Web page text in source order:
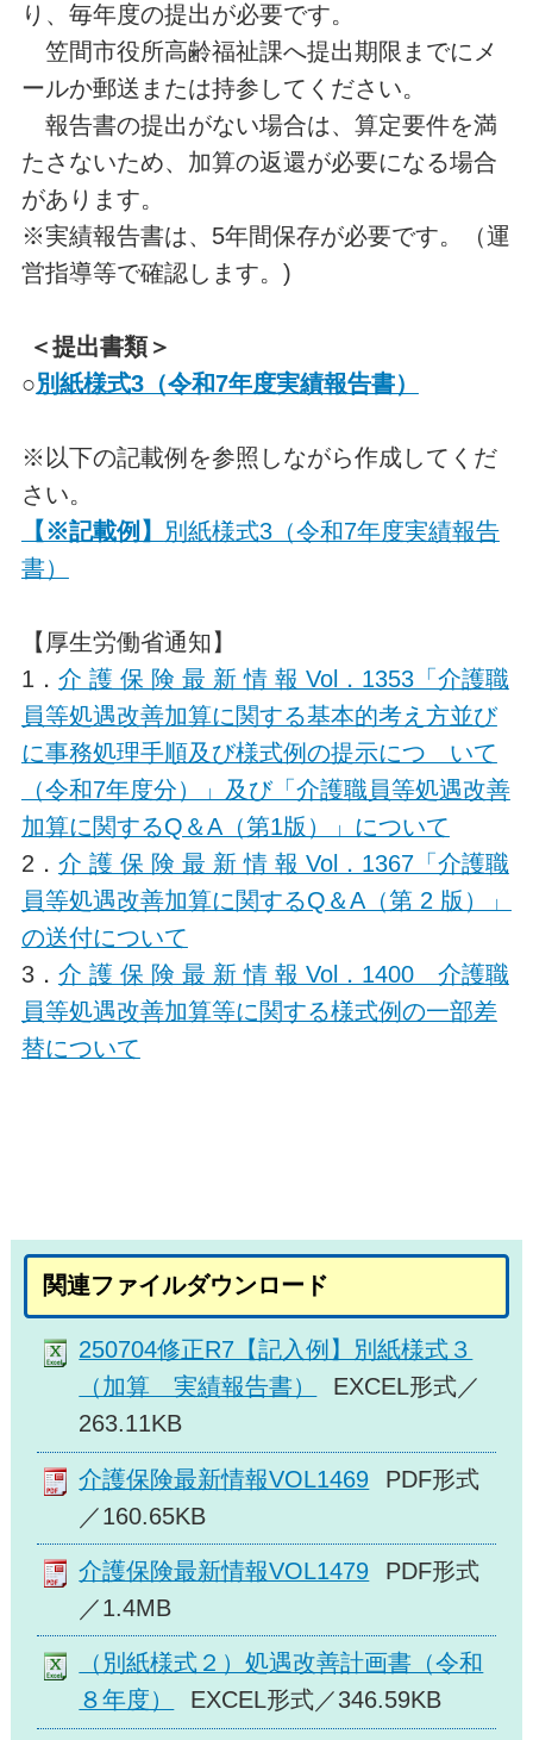
り、毎年度の提出が必要です。
笠間市役所高齢福祉課へ提出期限までにメ
ールか郵送または持参してください。
報告書の提出がない場合は、算定要件を満
たさないため、加算の返還が必要になる場合
があります。
※実績報告書は、5年間保存が必要です。（運
営指導等で確認します。)
＜提出書類＞
○別紙様式3（令和7年度実績報告書）
※以下の記載例を参照しながら作成してくだ
さい。
【※記載例】 別紙様式3（令和7年度実績報告
書）
【厚生労働省通知】
1． 介 護 保 険 最 新 情 報 Vol．1353「介護職
員等処遇改善加算に関する基本的考え方並び
に事務処理手順及び様式例の提示につ いて
（令和7年度分）」及び「介護職員等処遇改善
加算に関するQ＆A（第1版）」について
2． 介 護 保 険 最 新 情 報 Vol．1367「介護職
員等処遇改善加算に関するQ＆A（第 2 版）」
の送付について
3． 介 護 保 険 最 新 情 報 Vol．1400 介護職
員等処遇改善加算等に関する様式例の一部差
替について
関連ファイルダウンロード
250704修正R7【記入例】別紙様式３
（加算 実績報告書）
EXCEL形式／
263.11KB
介護保険最新情報VOL1469
PDF形式
／160.65KB
介護保険最新情報VOL1479
PDF形式
／1.4MB
（別紙様式２）処遇改善計画書（令和
８年度）
EXCEL形式／346.59KB